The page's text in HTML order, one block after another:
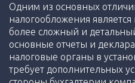
Одним из основных
налогообложения
более сложный и
основные отчеты и
налоговые органы в
требует дополнительных